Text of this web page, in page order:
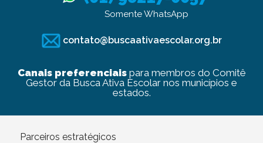
Somente WhatsApp
contato@buscaativaescolar.org.br
Canais preferenciaispara membros do Comitê
Gestor da Busca Ativa Escolar nos municípios e
estados.
Parceiros estratégicos